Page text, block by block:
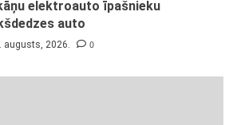
elektroauto īpašnieku
auto
augusts, 2026. 0